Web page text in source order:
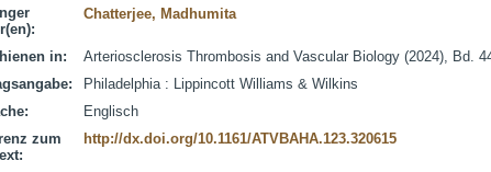
Chatterjee, Madhumita
in:
Arteriosclerosis Thrombosis and Vascular Biology (2024), Bd.
Philadelphia : Lippincott Williams & Wilkins
Englisch
zum
http://dx.doi.org/10.1161/ATVBAHA.123.320615